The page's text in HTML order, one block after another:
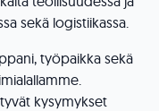
sekä logistiikassa.
työpaikka sekä
kysymykset